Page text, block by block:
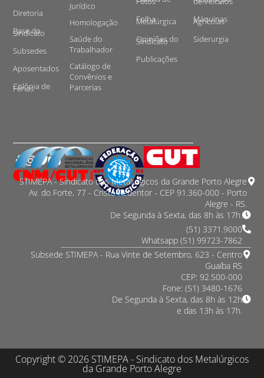
Diretoria
Base do
Sindicato
Subsedes
Aposentados
Colônia de
Férias
Jurídico
Homologação
Saúde do
Trabalhador
Catálogo de
Convênios e
Parcerias
Folha
Metalúrgica
Opiniões do
Sindicato
Publicações
Máquinas
Agrícolas
Siderurgia
STIMEPA - Sindicato dos Metalurgicos da Grande Porto Alegre
Av. do Forte, 77 - Cristo Redentor - CEP 91.360-000 - Porto
Alegre - RS.
De Segunda à Sexta, das 8h às 17h.
(51) 3371.9000
Whatsapp (51) 99723-7862
Subsede STIMEPA - Rua Vinte de Setembro, 623 - Centro
Guaíba RS
CEP: 92.500-000
Fone: (51) 3480-1676
De Segunda à Sexta, das 8h às 12h
e das 13h às 17h.
Copyright © 2026 STIMEPA - Sindicato dos Metalúrgicos
da Grande Porto Alegre